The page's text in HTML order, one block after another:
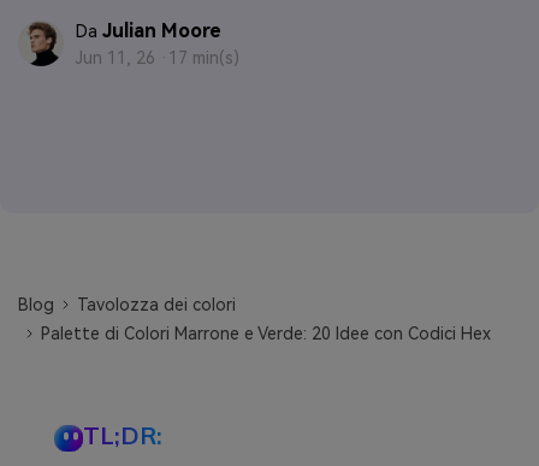
Da Julian Moore
Jun 11, 26 · 17 min(s)
Blog
Tavolozza dei colori
Palette di Colori Marrone e Verde: 20 Idee con Codici Hex
TL;DR: